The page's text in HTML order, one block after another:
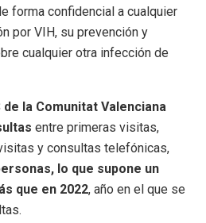
forma confidencial a cualquier
por VIH, su prevención y
cualquier otra infección de
de la Comunitat Valenciana
entre primeras visitas,
y consultas telefónicas,
lo que supone un
que en 2022, año en el que se